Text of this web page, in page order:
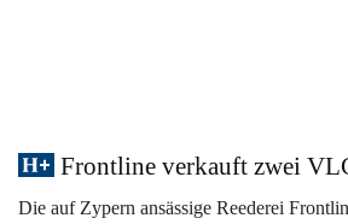
Frontline verkauft zwei
Die auf Zypern ansässige Reederei